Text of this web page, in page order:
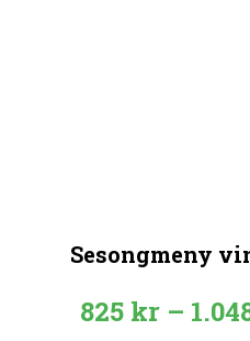
Sesongmeny
825 kr –